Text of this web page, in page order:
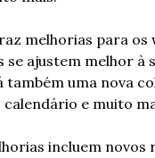
melhorias para
se ajustem melhor
também uma nova
e muito
incluem